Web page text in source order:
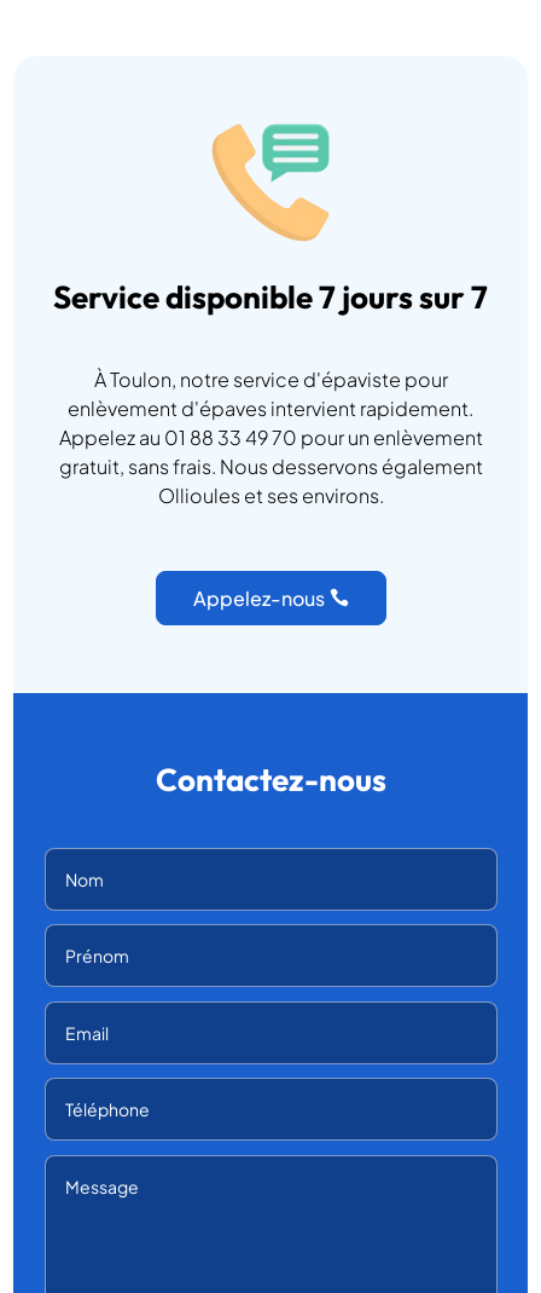
Service disponible 7 jours sur 7
À Toulon, notre service d'épaviste pour
enlèvement d'épaves intervient rapidement.
Appelez au 01 88 33 49 70 pour un enlèvement
gratuit, sans frais. Nous desservons également
Ollioules et ses environs.
Appelez-nous
Contactez-nous